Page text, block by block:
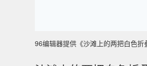
96编辑器提供《沙滩上的两把白色